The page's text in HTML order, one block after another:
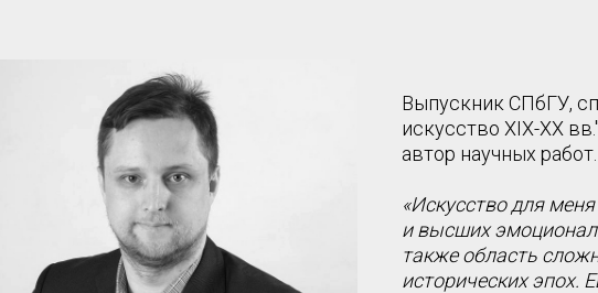
Выпускник СПбГУ,
искусство XIX-XX
автор научных работ.
«Искусство для
и высших
также область
исторических эпох.